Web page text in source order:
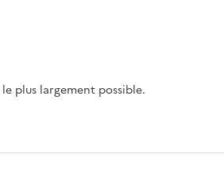
plus largement possible.